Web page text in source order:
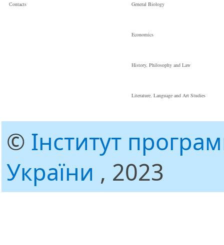
Сontacts General Biology
Economics
History, Philosophy and Law
Literature, Language and Art Studies
© Інститут
України , 2023